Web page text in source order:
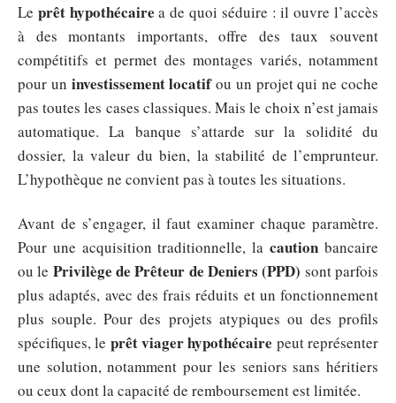
Le prêt hypothécaire a de quoi séduire : il ouvre l’accès
à des montants importants, offre des taux souvent
compétitifs et permet des montages variés, notamment
pour un investissement locatifou un projet qui ne coche
pas toutes les cases classiques. Mais le choix n’est jamais
automatique. La banque s’attarde sur la solidité du
dossier, la valeur du bien, la stabilité de l’emprunteur.
L’hypothèque ne convient pas à toutes les situations.
Avant de s’engager, il faut examiner chaque paramètre.
Pour une acquisition traditionnelle, lacaution bancaire
ou le Privilège de Prêteur de Deniers (PPD) sont parfois
plus adaptés, avec des frais réduits et un fonctionnement
plus souple. Pour des projets atypiques ou des profils
spécifiques, le prêt viager hypothécaire peut représenter
une solution, notamment pour les seniors sans héritiers
ou ceux dont la capacité de remboursement est limitée.